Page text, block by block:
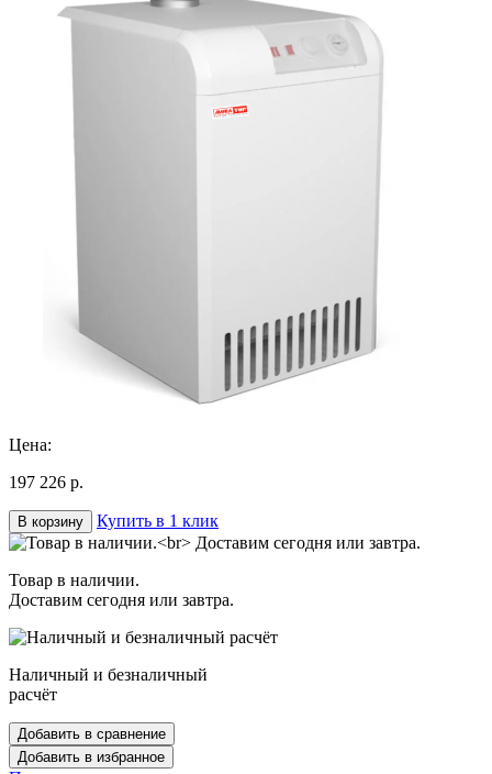
Цена:
197 226 р.
В корзину Купить в 1 клик
Товар в наличии.
Доставим сегодня или завтра.
Наличный и безналичный
расчёт
Добавить в сравнение
Добавить в избранное